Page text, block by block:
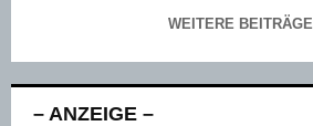
WEITERE BEITRÄGE
– ANZEIGE –